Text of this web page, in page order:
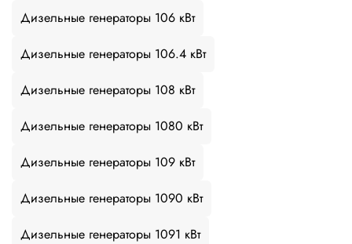
Дизельные генераторы 106 кВт
Дизельные генераторы 106.4 кВт
Дизельные генераторы 108 кВт
Дизельные генераторы 1080 кВт
Дизельные генераторы 109 кВт
Дизельные генераторы 1090 кВт
Дизельные генераторы 1091 кВт